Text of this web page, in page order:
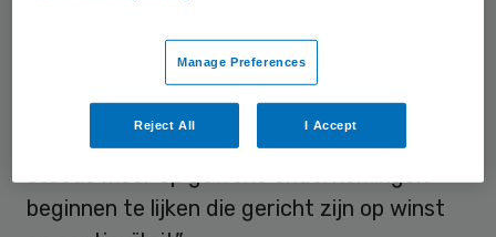
voor de “dalende halfwaardetijd” van
vakkennis . Ook vergroot scherp financieel
advies “de kans op gedonder en conflicten”,
al was het maar omdat “zorgorganisaties
steeds meer op gewone ondernemingen
beginnen te lijken die gericht zijn op winst
Manage Preferences
Reject All I Accept